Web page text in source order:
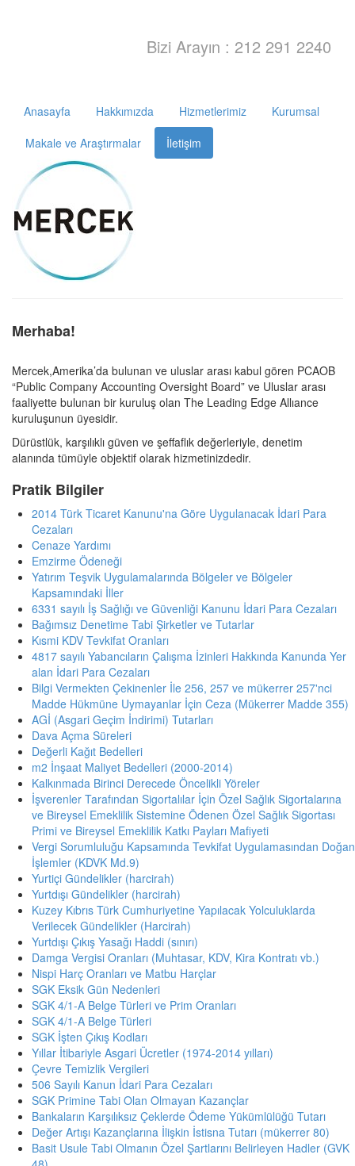
Bizi Arayın : 212 291 2240
Anasayfa Hakkımızda Hizmetlerimiz
Kurumsal
Makale ve Araştırmalar
İletişim
Merhaba!
Mercek,Amerika’da bulunan ve uluslar arası kabul gören PCAOB
“Public Company Accounting Oversight Board” ve Uluslar arası
faaliyette bulunan bir kuruluş olan The Leading Edge Allıance
kuruluşunun üyesidir.
Dürüstlük, karşılıklı güven ve şeffaflık değerleriyle, denetim
alanında tümüyle objektif olarak hizmetinizdedir.
Pratik Bilgiler
2014 Türk Ticaret Kanunu'na Göre Uygulanacak İdari Para
Cezaları
Cenaze Yardımı
Emzirme Ödeneği
Yatırım Teşvik Uygulamalarında Bölgeler ve Bölgeler
Kapsamındaki İller
6331 sayılı İş Sağlığı ve Güvenliği Kanunu İdari Para Cezaları
Bağımsız Denetime Tabi Şirketler ve Tutarlar
Kısmi KDV Tevkifat Oranları
4817 sayılı Yabancıların Çalışma İzinleri Hakkında Kanunda Yer
alan İdari Para Cezaları
Bilgi Vermekten Çekinenler İle 256, 257 ve mükerrer 257'nci
Madde Hükmüne Uymayanlar İçin Ceza (Mükerrer Madde 355)
AGİ (Asgari Geçim İndirimi) Tutarları
Dava Açma Süreleri
Değerli Kağıt Bedelleri
m2 İnşaat Maliyet Bedelleri (2000-2014)
Kalkınmada Birinci Derecede Öncelikli Yöreler
İşverenler Tarafından Sigortalılar İçin Özel Sağlık Sigortalarına
ve Bireysel Emeklilik Sistemine Ödenen Özel Sağlık Sigortası
Primi ve Bireysel Emeklilik Katkı Payları Mafiyeti
Vergi Sorumluluğu Kapsamında Tevkifat Uygulamasından Doğan
İşlemler (KDVK Md.9)
Yurtiçi Gündelikler (harcirah)
Yurtdışı Gündelikler (harcirah)
Kuzey Kıbrıs Türk Cumhuriyetine Yapılacak Yolculuklarda
Verilecek Gündelikler (Harcirah)
Yurtdışı Çıkış Yasağı Haddi (sınırı)
Damga Vergisi Oranları (Muhtasar, KDV, Kira Kontratı vb.)
Nispi Harç Oranları ve Matbu Harçlar
SGK Eksik Gün Nedenleri
SGK 4/1-A Belge Türleri ve Prim Oranları
SGK 4/1-A Belge Türleri
SGK İşten Çıkış Kodları
Yıllar İtibariyle Asgari Ücretler (1974-2014 yılları)
Çevre Temizlik Vergileri
506 Sayılı Kanun İdari Para Cezaları
SGK Primine Tabi Olan Olmayan Kazançlar
Bankaların Karşılıksız Çeklerde Ödeme Yükümlülüğü Tutarı
Değer Artışı Kazançlarına İlişkin İstisna Tutarı (mükerrer 80)
Basit Usule Tabi Olmanın Özel Şartlarını Belirleyen Hadler (GVK